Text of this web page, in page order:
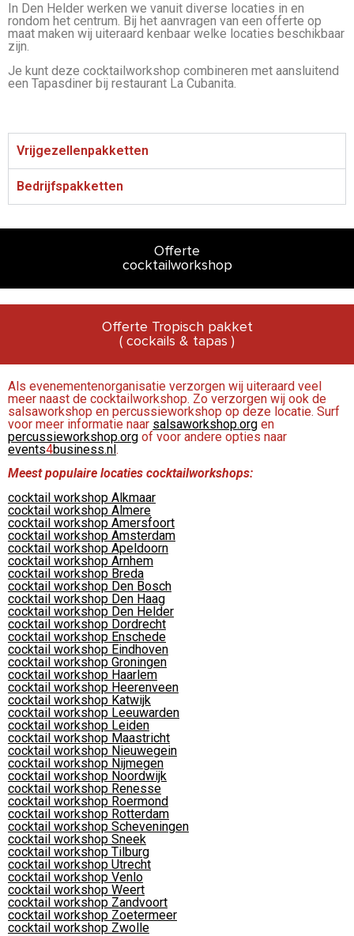
In Den Helder werken we vanuit diverse locaties in en
rondom het centrum. Bij het aanvragen van een offerte op
maat maken wij uiteraard kenbaar welke locaties beschikbaar
zijn.
Je kunt deze cocktailworkshop combineren met aansluitend
een Tapasdiner bij restaurant La Cubanita.
Vrijgezellenpakketten
Bedrijfspakketten
Offerte
cocktailworkshop
Offerte Tropisch pakket
( cockails & tapas )
Als evenementenorganisatie verzorgen wij uiteraard veel
meer naast de cocktailworkshop. Zo verzorgen wij ook de
salsaworkshop en percussieworkshop op deze locatie. Surf
voor meer informatie naar salsaworkshop.org en
percussieworkshop.org of voor andere opties naar
events4business.nl.
Meest populaire locaties cocktailworkshops:
cocktail workshop Alkmaar
cocktail workshop Almere
cocktail workshop Amersfoort
cocktail workshop Amsterdam
cocktail workshop Apeldoorn
cocktail workshop Arnhem
cocktail workshop Breda
cocktail workshop Den Bosch
cocktail workshop Den Haag
cocktail workshop Den Helder
cocktail workshop Dordrecht
cocktail workshop Enschede
cocktail workshop Eindhoven
cocktail workshop Groningen
cocktail workshop Haarlem
cocktail workshop Heerenveen
cocktail workshop Katwijk
cocktail workshop Leeuwarden
cocktail workshop Leiden
cocktail workshop Maastricht
cocktail workshop Nieuwegein
cocktail workshop Nijmegen
cocktail workshop Noordwijk
cocktail workshop Renesse
cocktail workshop Roermond
cocktail workshop Rotterdam
cocktail workshop Scheveningen
cocktail workshop Sneek
cocktail workshop Tilburg
cocktail workshop Utrecht
cocktail workshop Venlo
cocktail workshop Weert
cocktail workshop Zandvoort
cocktail workshop Zoetermeer
cocktail workshop Zwolle